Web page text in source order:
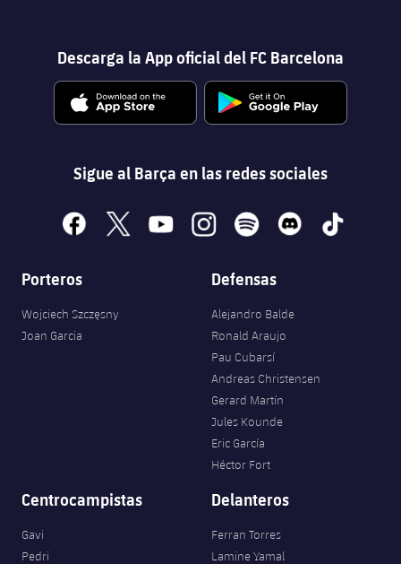
Descarga la App oficial del FC Barcelona
Sigue al Barça en las redes sociales
facebook
x youtubeinstagramspotify discord tiktok
Porteros
Wojciech Szczęsny
Joan Garcia
Defensas
Alejandro Balde
Ronald Araujo
Pau Cubarsí
Andreas Christensen
Gerard Martín
Jules Kounde
Eric García
Héctor Fort
Centrocampistas
Gavi
Pedri
Delanteros
Ferran Torres
Lamine Yamal